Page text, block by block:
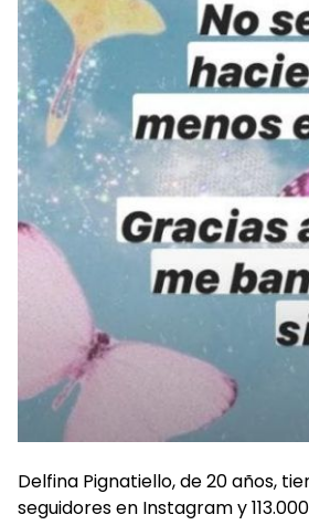
Delfina Pignatiello, de 20 años,
seguidores en Instagram y